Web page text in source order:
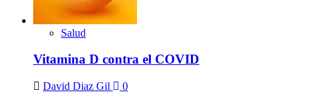
Salud
Vitamina D contra el COVID
David Diaz Gil
0